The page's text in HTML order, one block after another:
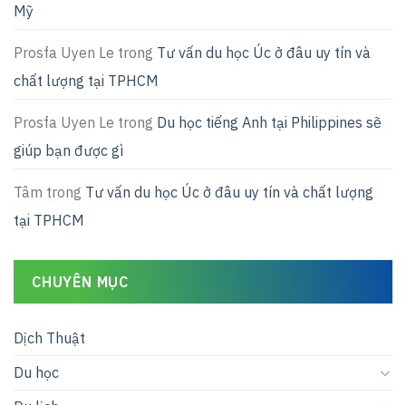
Mỹ
Prosfa Uyen Le trong Tư vấn du học Úc ở đâu uy tín và
chất lượng tại TPHCM
Prosfa Uyen Le trong Du học tiếng Anh tại Philippines sẽ
giúp bạn được gì
Tâm trong Tư vấn du học Úc ở đâu uy tín và chất lượng
tại TPHCM
CHUYÊN MỤC
Dịch Thuật
Du học